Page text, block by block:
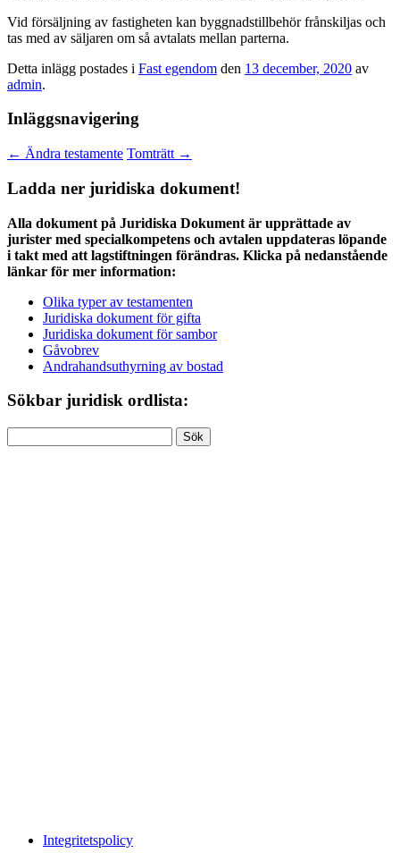
Vid försäljning av fastigheten kan byggnadstillbehör frånskiljas och
tas med av säljaren om så avtalats mellan parterna.
Detta inlägg postades i Fast egendom den 13 december, 2020 av
admin.
Inläggsnavigering
← Ändra testamente Tomträtt →
Ladda ner juridiska dokument!
Alla dokument på Juridiska Dokument är upprättade av
jurister med specialkompetens och avtalen uppdateras löpande
i takt med att lagstiftningen förändras. Klicka på nedanstående
länkar för mer information:
Olika typer av testamenten
Juridiska dokument för gifta
Juridiska dokument för sambor
Gåvobrev
Andrahandsuthyrning av bostad
Sökbar juridisk ordlista:
efter:
Integritetspolicy